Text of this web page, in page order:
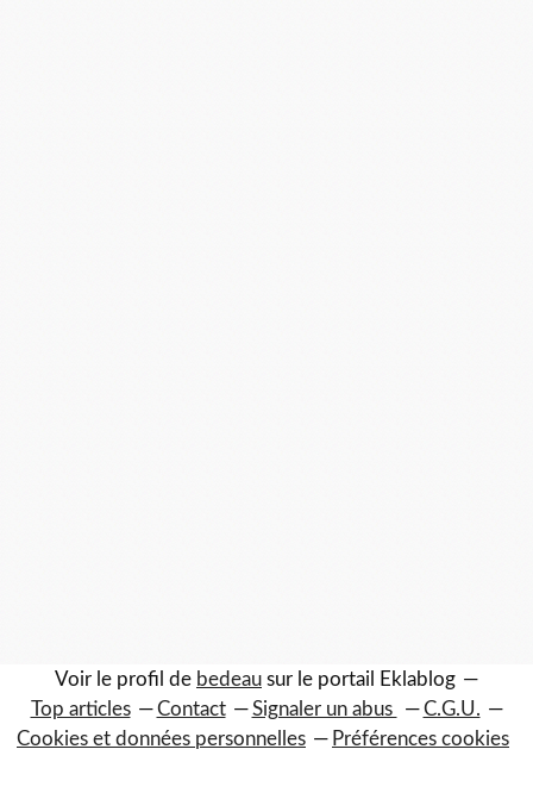
Voir le profil de bedeau sur le portail Eklablog
Top articles
Contact Signaler un abus
C.G.U.
Cookies et données personnelles
Préférences cookies